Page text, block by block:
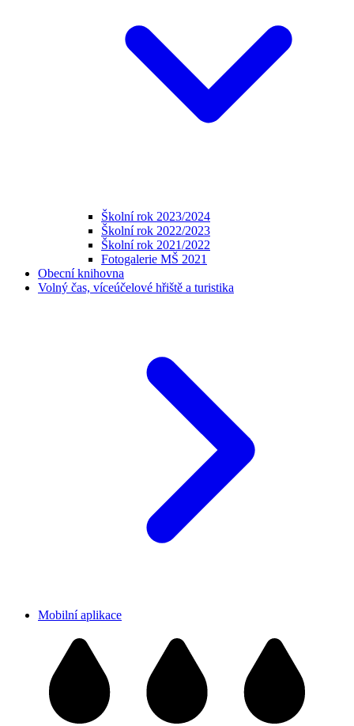
Školní rok 2023/2024
Školní rok 2022/2023
Školní rok 2021/2022
Fotogalerie MŠ 2021
Obecní knihovna
Volný čas, víceúčelové hřiště a turistika
Mobilní aplikace